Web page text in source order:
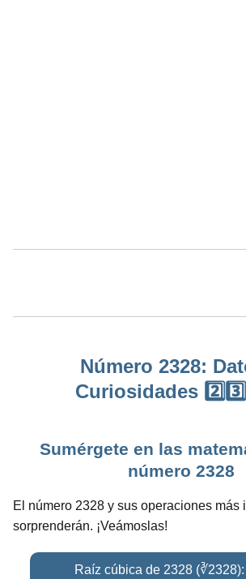
Número 2328:
Curiosidades
Sumérgete en las
número 2328
El número 2328 y sus operaciones más
sorprenderán. ¡Veámoslas!
Raíz cúbica de 2328 (∛2328):